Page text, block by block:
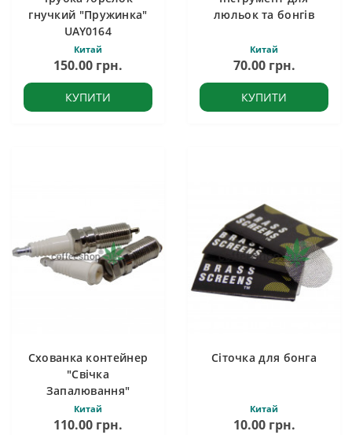
гнучкий "Пружинка"
UAY0164
Китай
150.00 грн.
КУПИТИ
люльок та бонгів
Китай
70.00 грн.
КУПИТИ
Схованка контейнер
"Свічка
Запалювання"
Китай
110.00 грн.
Сіточка для бонга
Китай
10.00 грн.